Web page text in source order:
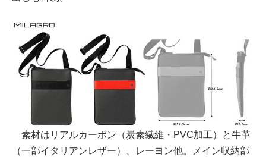
素材はリアルカーボン（炭素繊維・PVC加工）と牛革
（一部イタリアンレザー）、レーヨン他。メイン収納部